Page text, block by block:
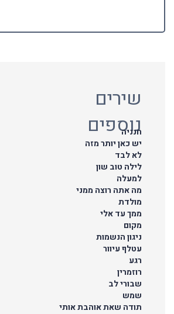
שירים
נוספים
חנניה
יש כאן יותר מזה
לא לבד
לילה טוב שון
למעלה
מה אתה רוצה ממני
מולדת
ממך עד אלי
מקום
ניגון הנשמות
עטלף עיוור
רגע
רוזמרין
שבורי לב
שמש
תודה שאת אוהבת אותי